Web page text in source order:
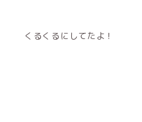
くるくるにしてたよ！